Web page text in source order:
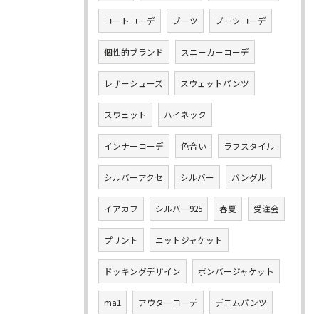
コートコーデ ブーツ ブーツコーデ
個性的ブランド スニーカーコーデ
レザーシューズ スウェットパンツ
スウェット ハイネック
インナーコーデ 色合い ラフスタイル
シルバーアクセ シルバー バングル
イアカフ シルバー925 春夏 受注会
プリント ニットジャケット
ドッキングデザイン ボンバージャケット
ma1 アウターコーデ デニムパンツ